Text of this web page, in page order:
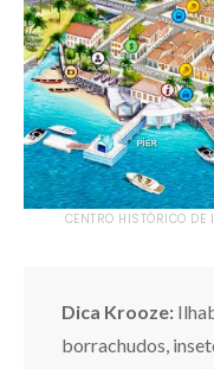
CENTRO HISTÓRICO DE
Dica Krooze:
borrachudos,